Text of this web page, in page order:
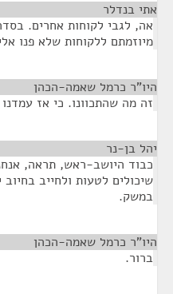
אתי בנדלר
אה, לגבי לקוחות אחרים.
מיוזמתם ללקוחות שלא פנו
היו"ר כרמל שאמה-הכהן
זה מה שהתכוונו. כי אז
יהל בן-נר
כבוד היושב-ראש, תראה,
שיכולים לטעות ולחייב
במשק.
היו"ר כרמל שאמה-הכהן
ברור.